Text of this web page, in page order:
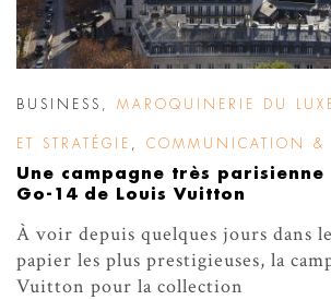
BUSINESS MAROQUINERIE DU
ET STRATÉGIE COMMUNICATION &
Une campagne très parisienne
Go-14 de Louis Vuitton
À voir depuis quelques jours dans
papier les plus prestigieuses, la
Vuitton pour la collection